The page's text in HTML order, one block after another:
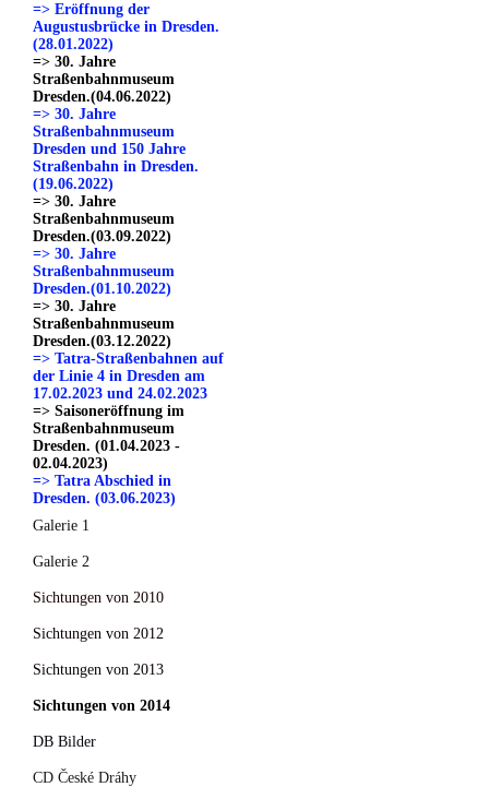
=> Eröffnung der
Augustusbrücke in Dresden.
(28.01.2022)
=> 30. Jahre
Straßenbahnmuseum
Dresden.(04.06.2022)
=> 30. Jahre
Straßenbahnmuseum
Dresden und 150 Jahre
Straßenbahn in Dresden.
(19.06.2022)
=> 30. Jahre
Straßenbahnmuseum
Dresden.(03.09.2022)
=> 30. Jahre
Straßenbahnmuseum
Dresden.(01.10.2022)
=> 30. Jahre
Straßenbahnmuseum
Dresden.(03.12.2022)
=> Tatra-Straßenbahnen auf
der Linie 4 in Dresden am
17.02.2023 und 24.02.2023
=> Saisoneröffnung im
Straßenbahnmuseum
Dresden. (01.04.2023 -
02.04.2023)
=> Tatra Abschied in
Dresden. (03.06.2023)
Galerie 1
Galerie 2
Sichtungen von 2010
Sichtungen von 2012
Sichtungen von 2013
Sichtungen von 2014
DB Bilder
CD České Dráhy